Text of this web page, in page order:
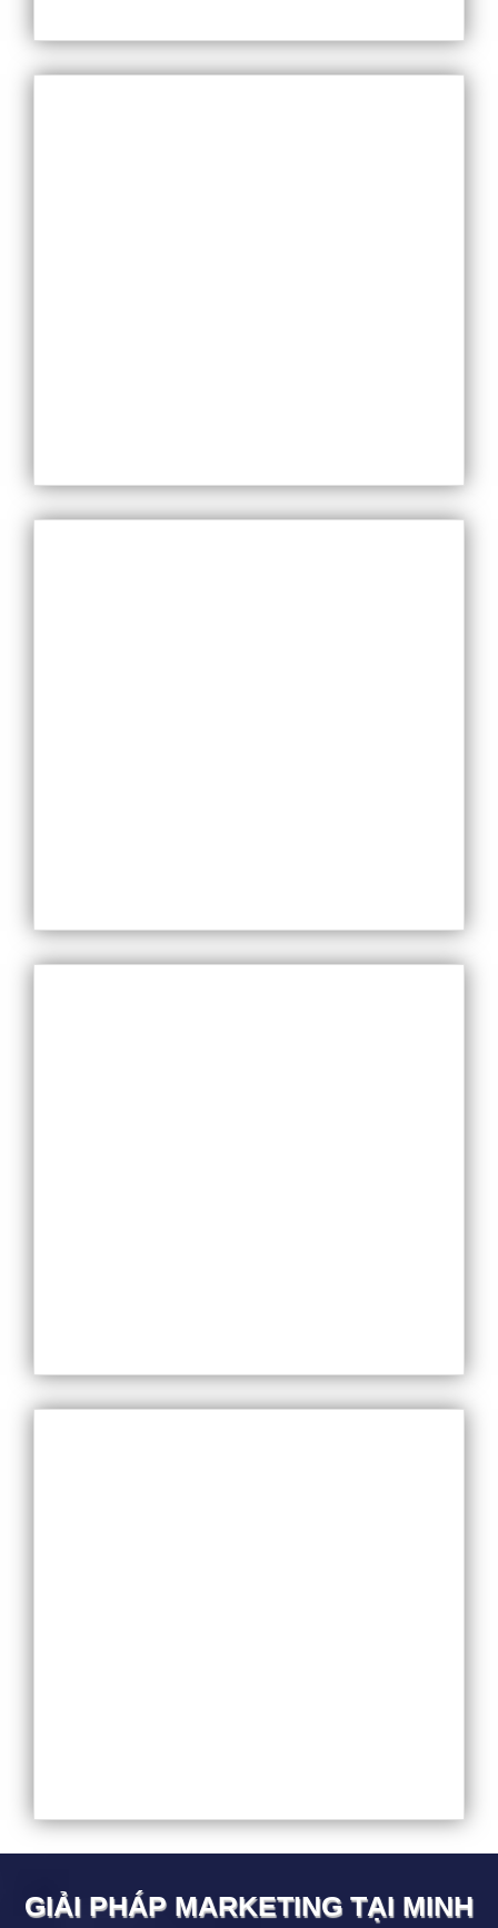
GIẢI PHÁP MARKETING TẠI MINH